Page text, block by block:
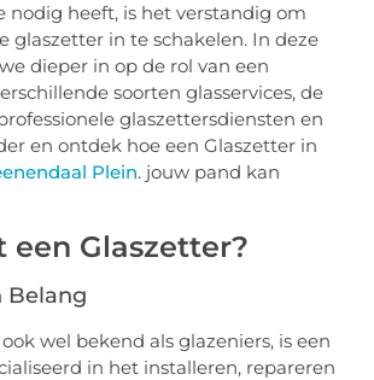
nodig heeft, is het verstandig om
glaszetter in te schakelen. In deze
dieper in op de rol van een
soorten glasservices, de
glaszettersdiensten en
en ontdek hoe een Glaszetter in
Plein. jouw pand kan
een Glaszetter?
Belang
wel bekend als glazeniers, is een
in het installeren, repareren